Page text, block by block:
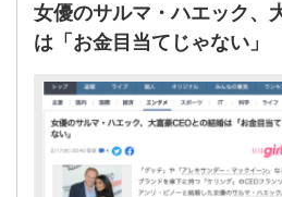
女優のサルマ・ハエック、
は「お金目当てじゃない」